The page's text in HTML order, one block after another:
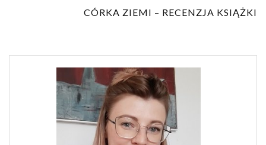
CÓRKA ZIEMI – RECENZJA KSIĄŻKI